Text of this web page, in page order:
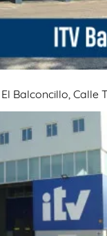
Balconcillo, Calle